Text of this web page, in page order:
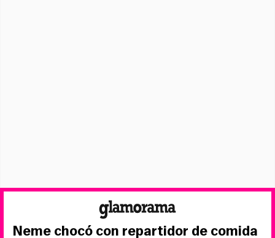
Neme chocó con repartidor de comida